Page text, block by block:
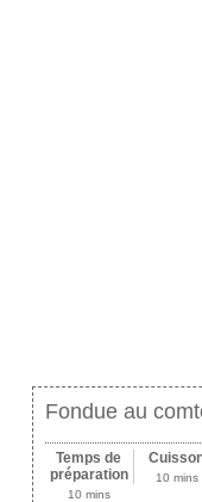
Fondue au
Temps de
préparation
10 mins
10 mins